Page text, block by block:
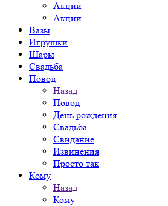
Акции
Акции
Вазы
Игрушки
Шары
Свадьба
Повод
Назад
Повод
День рождения
Свадьба
Свидание
Извинения
Просто так
Кому
Назад
Кому